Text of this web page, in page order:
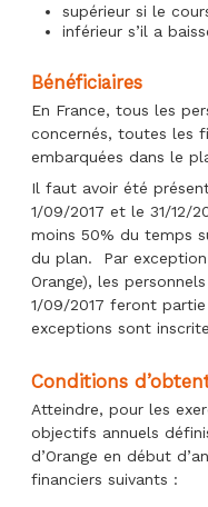
supérieur si le
inférieur s’il a
Bénéficiaires
En France, tous les
concernés, toutes les
embarquées dans le
Il faut avoir été
1/09/2017 et le 31/12/
moins 50% du temps
du plan. Par exception
Orange), les
1/09/2017 feront
exceptions sont
Conditions
Atteindre, pour les
objectifs annuels
d’Orange en début
financiers suivants :